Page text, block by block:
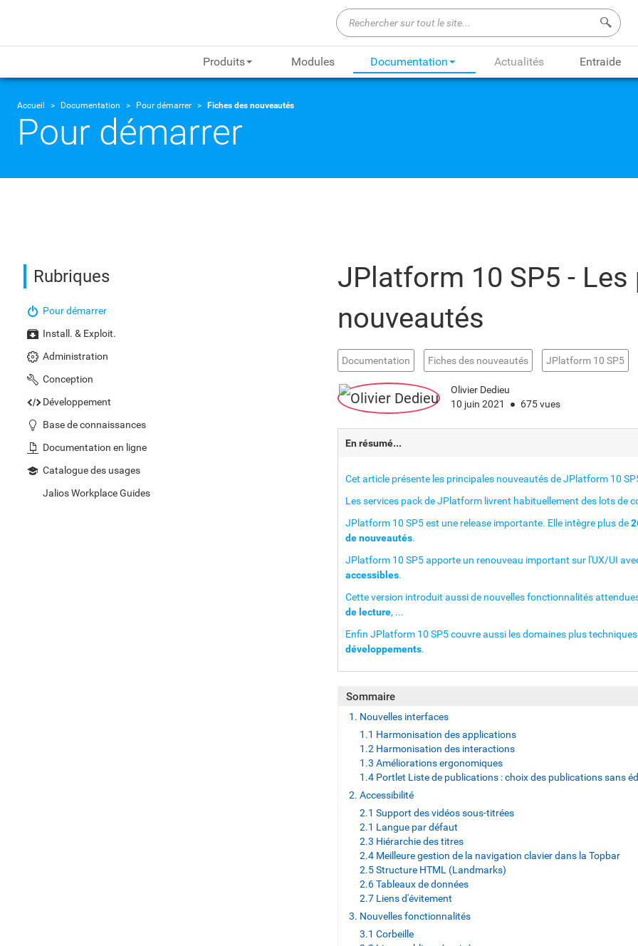
Produits Modules Documentation Actualités Entraide
Accueil Documentation Pour démarrer Fiches des nouveautés
Pour démarrer
Rubriques
Pour démarrer
Install. & Exploit.
Administration
Conception
Développement
Base de connaissances
Documentation en ligne
Catalogue des usages
Jalios Workplace Guides
JPlatform 10 SP5 -
nouveautés
Documentation Fiches des nouveautés JPlatform 10 SP5
Olivier Dedieu
10 juin 2021
675 vues
En résumé...
Cet article présente les principales nouveautés de JPlatform 10
Les services pack de JPlatform livrent habituellement des lots de
JPlatform 10 SP5 est une release importante. Elle intègre plus de
de nouveautés.
JPlatform 10 SP5 apporte un renouveau important sur l'UX/UI
accessibles.
Cette version introduit aussi de nouvelles fonctionnalités
de lecture, ...
Enfin JPlatform 10 SP5 couvre aussi les domaines plus techniques
développements.
Sommaire
1. Nouvelles interfaces
1.1 Harmonisation des applications
1.2 Harmonisation des interactions
1.3 Améliorations ergonomiques
1.4 Portlet Liste de publications : choix des publications sans
2. Accessibilité
2.1 Support des vidéos sous-titrées
2.1 Langue par défaut
2.3 Hiérarchie des titres
2.4 Meilleure gestion de la navigation clavier dans la Topbar
2.5 Structure HTML (Landmarks)
2.6 Tableaux de données
2.7 Liens d'évitement
3. Nouvelles fonctionnalités
3.1 Corbeille